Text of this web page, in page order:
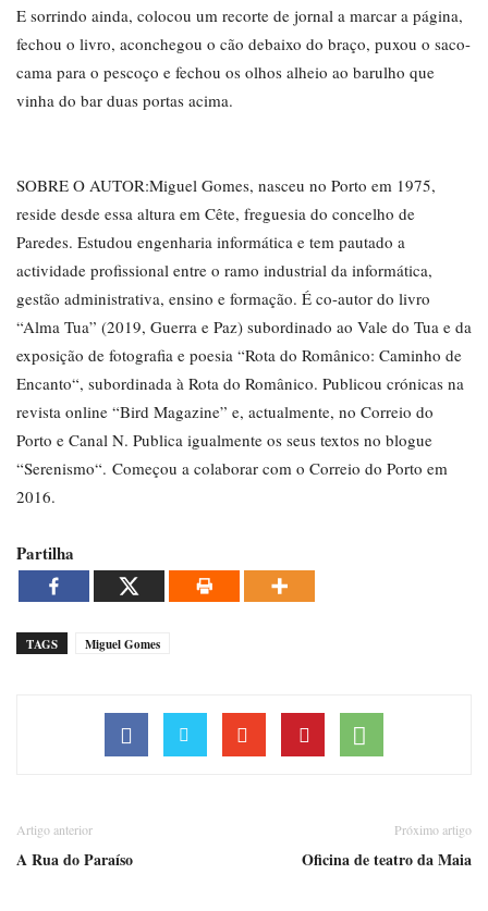
E sorrindo ainda, colocou um recorte de jornal a marcar a página,
fechou o livro, aconchegou o cão debaixo do braço, puxou o saco-
cama para o pescoço e fechou os olhos alheio ao barulho que
vinha do bar duas portas acima.
SOBRE O AUTOR:Miguel Gomes, nasceu no Porto em 1975,
reside desde essa altura em Cête, freguesia do concelho de
Paredes. Estudou engenharia informática e tem pautado a
actividade profissional entre o ramo industrial da informática,
gestão administrativa, ensino e formação. É co-autor do livro
“Alma Tua” (2019, Guerra e Paz) subordinado ao Vale do Tua e da
exposição de fotografia e poesia “Rota do Românico: Caminho de
Encanto“, subordinada à Rota do Românico. Publicou crónicas na
revista online “Bird Magazine” e, actualmente, no Correio do
Porto e Canal N. Publica igualmente os seus textos no blogue
“Serenismo“. Começou a colaborar com o Correio do Porto em
2016.
Partilha
TAGS Miguel Gomes
Artigo anterior
A Rua do Paraíso
Próximo artigo
Oficina de teatro da Maia